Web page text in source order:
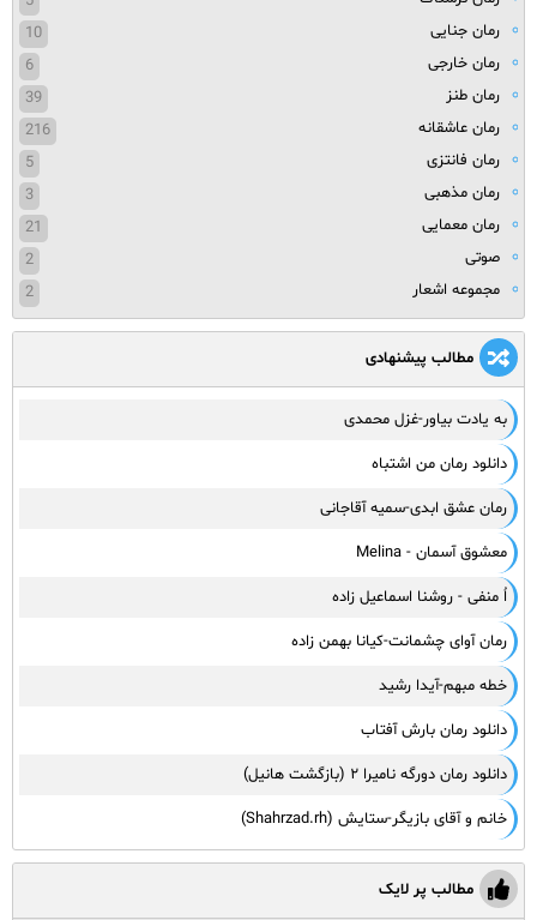
رمان جنایی
10
رمان خارجی
6
رمان طنز
39
رمان عاشقانه
216
رمان فانتزی
5
رمان مذهبی
3
رمان معمایی
21
صوتی
2
مجموعه اشعار
2
مطالب پیشنهادی
به یادت بیاور-غزل محمدی
دانلود رمان من اشتباه
رمان عشق ابدی-سمیه آقاجانی
معشوق آسمان - Melina
اُ منفی - روشنا اسماعیل زاده
رمان آوای چشمانت-کیانا بهمن زاده
خطه مبهم-آیدا رشید
دانلود رمان بارش آفتاب
دانلود رمان دورگه نامیرا ۲ (بازگشت هانیل)
خانم و آقای بازیگر-ستایش (Shahrzad.rh)
مطالب پر لایک